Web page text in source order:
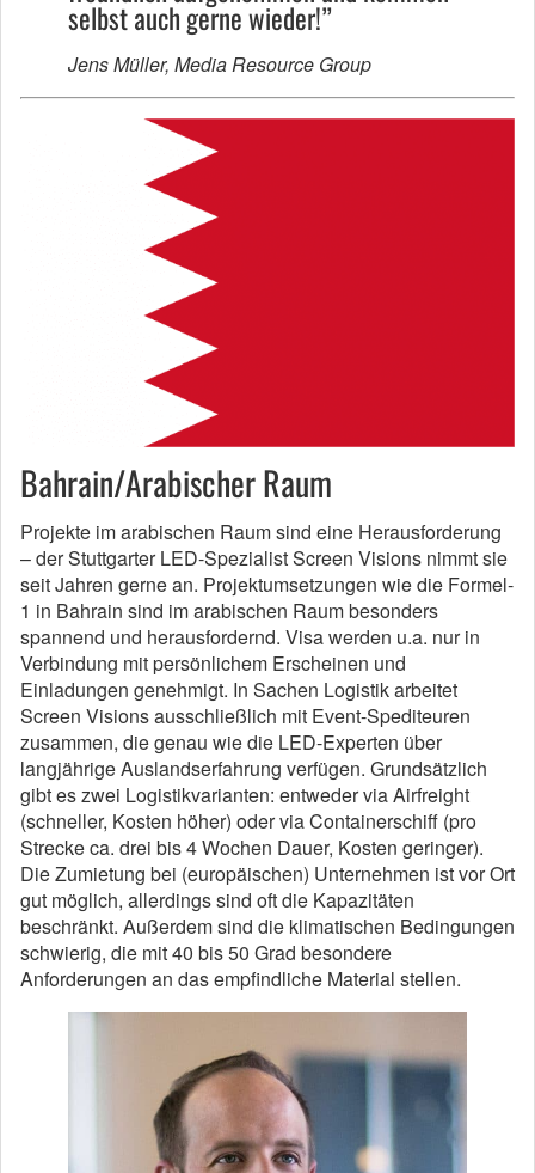
selbst auch gerne wieder!”
Jens Müller, Media Resource Group
Bahrain/Arabischer Raum
Projekte im arabischen Raum sind eine Herausforderung
– der Stuttgarter LED-Spezialist Screen Visions nimmt sie
seit Jahren gerne an. Projektumsetzungen wie die Formel-
1 in Bahrain sind im arabischen Raum besonders
spannend und herausfordernd. Visa werden u.a. nur in
Verbindung mit persönlichem Erscheinen und
Einladungen genehmigt. In Sachen Logistik arbeitet
Screen Visions ausschließlich mit Event-Spediteuren
zusammen, die genau wie die LED-Experten über
langjährige Auslandserfahrung verfügen. Grundsätzlich
gibt es zwei Logistikvarianten: entweder via Airfreight
(schneller, Kosten höher) oder via Containerschiff (pro
Strecke ca. drei bis 4 Wochen Dauer, Kosten geringer).
Die Zumietung bei (europäischen) Unternehmen ist vor Ort
gut möglich, allerdings sind oft die Kapazitäten
beschränkt. Außerdem sind die klimatischen Bedingungen
schwierig, die mit 40 bis 50 Grad besondere
Anforderungen an das empfindliche Material stellen.